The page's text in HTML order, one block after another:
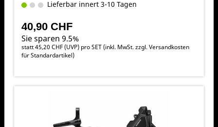
Lieferbar innert 3-10 Tagen
40,90 CHF
Sie sparen 9.5%
statt45,20 CHF(UVP) pro SET (inkl. MwSt. zzgl.Versandkosten
für Standardartikel)